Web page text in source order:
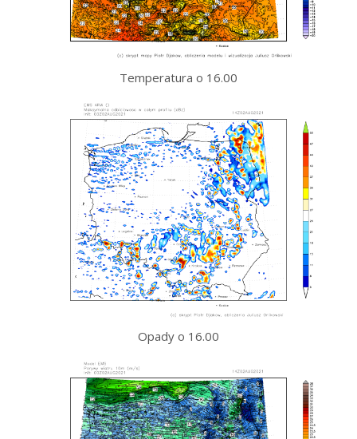
Temperatura o 16.00
Opady o 16.00